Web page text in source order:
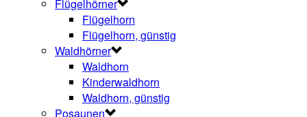
Flügelhörner
Flügelhorn
Flügelhorn, günstig
Waldhörner
Waldhorn
Kinderwaldhorn
Waldhorn, günstig
Posaunen